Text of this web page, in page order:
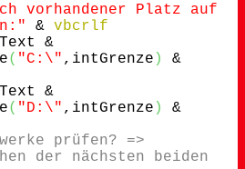
vorhandener Platz auf
& vbcrlf
&
( "C:\" ,intGrenze )
&
&
( "D:\" ,intGrenze )
&
prüfen? =>
der nächsten beiden